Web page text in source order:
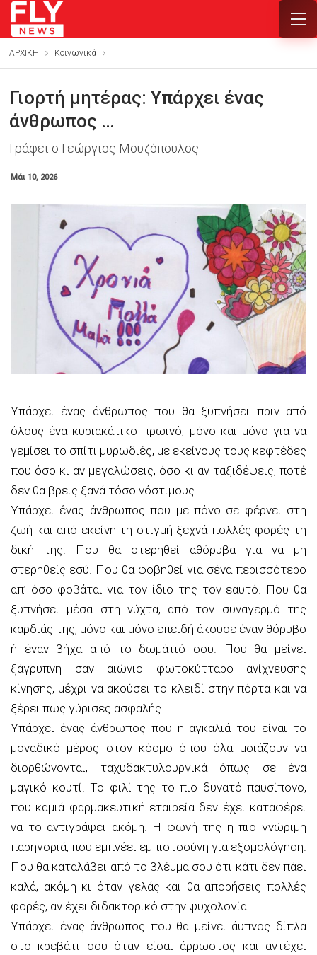
ΑΡΧΙΚΗ Κοινωνικά
Γιορτή μητέρας: Υπάρχει ένας
άνθρωπος …
Γράφει ο Γεώργιος Μουζόπουλος
Μάι 10, 2026
Υπάρχει ένας άνθρωπος που θα ξυπνήσει πριν από
όλους ένα κυριακάτικο πρωινό, μόνο και μόνο για να
γεμίσει το σπίτι μυρωδιές, με εκείνους τους κεφτέδες
που όσο κι αν μεγαλώσεις, όσο κι αν ταξιδέψεις, ποτέ
δεν θα βρεις ξανά τόσο νόστιμους.
Υπάρχει ένας άνθρωπος που με πόνο σε φέρνει στη
ζωή και από εκείνη τη στιγμή ξεχνά πολλές φορές τη
δική της. Που θα στερηθεί αθόρυβα για να μη
στερηθείς εσύ. Που θα φοβηθεί για σένα περισσότερο
απ’ όσο φοβάται για τον ίδιο της τον εαυτό. Που θα
ξυπνήσει μέσα στη νύχτα, από τον συναγερμό της
καρδιάς της, μόνο και μόνο επειδή άκουσε έναν θόρυβο
ή έναν βήχα από το δωμάτιό σου. Που θα μείνει
ξάγρυπνη σαν αιώνιο φωτοκύτταρο ανίχνευσης
κίνησης, μέχρι να ακούσει το κλειδί στην πόρτα και να
ξέρει πως γύρισες ασφαλής.
Υπάρχει ένας άνθρωπος που η αγκαλιά του είναι το
μοναδικό μέρος στον κόσμο όπου όλα μοιάζουν να
διορθώνονται, ταχυδακτυλουργικά όπως σε ένα
μαγικό κουτί. Το φιλί της το πιο δυνατό παυσίπονο,
που καμιά φαρμακευτική εταιρεία δεν έχει καταφέρει
να το αντιγράψει ακόμη. Η φωνή της η πιο γνώριμη
παρηγοριά, που εμπνέει εμπιστοσύνη για εξομολόγηση.
Που θα καταλάβει από το βλέμμα σου ότι κάτι δεν πάει
καλά, ακόμη κι όταν γελάς και θα απορήσεις πολλές
φορές, αν έχει διδακτορικό στην ψυχολογία.
Υπάρχει ένας άνθρωπος που θα μείνει άυπνος δίπλα
στο κρεβάτι σου όταν είσαι άρρωστος και αντέχει